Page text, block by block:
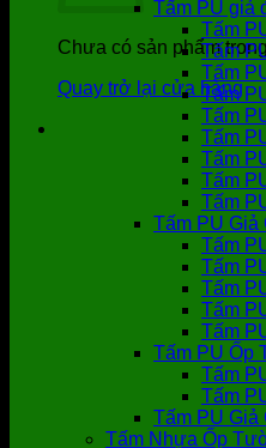
Chưa có sản phẩm
Quay trở lại cửa hàng
Tấm PU giả
Tấm
Tấm
Tấm
Tấm
Tấm
Tấm
Tấm
Tấm
Tấm
Tấm PU Giả
Tấm
Tấm
Tấm
Tấm
Tấm
Tấm PU Ốp
Tấm
Tấm
Tấm PU Giả
Tấm Nhựa Ốp